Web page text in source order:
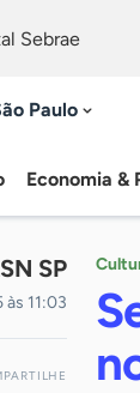
Sebrae
Paulo
Economia &
SP
11:03